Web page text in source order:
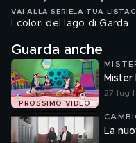
VAI ALLA SERIE LA TUA LISTA
I colori del lago di Garda
Guarda anche
PROSSIMO VIDEO
Mister
27 lug
La